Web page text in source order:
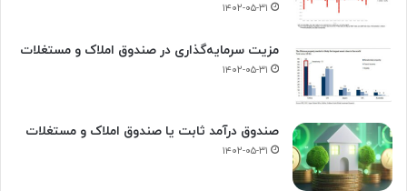
۱۴۰۲-۰۵-۳۱
مزیت سرمایه‌گذاری در صندوق املاک و مستغلات
۱۴۰۲-۰۵-۳۱
صندوق درآمد ثابت یا صندوق املاک و مستغلات
۱۴۰۲-۰۵-۳۱